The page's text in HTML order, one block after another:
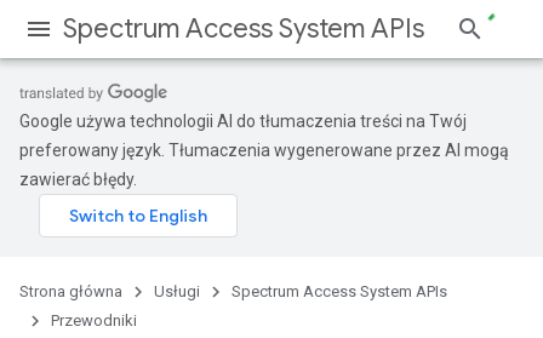
Spectrum Access System APIs
Google używa technologii AI do tłumaczenia treści na Twój
preferowany język. Tłumaczenia wygenerowane przez AI mogą
zawierać błędy.
Strona główna Usługi
Spectrum Access System APIs
Przewodniki